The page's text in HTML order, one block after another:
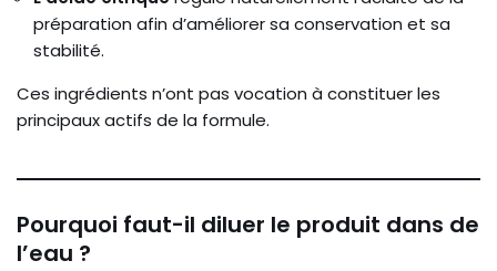
préparation afin d’améliorer sa conservation et sa
stabilité.
Ces ingrédients n’ont pas vocation à constituer les
principaux actifs de la formule.
Pourquoi faut-il diluer le produit dans de
l’eau ?